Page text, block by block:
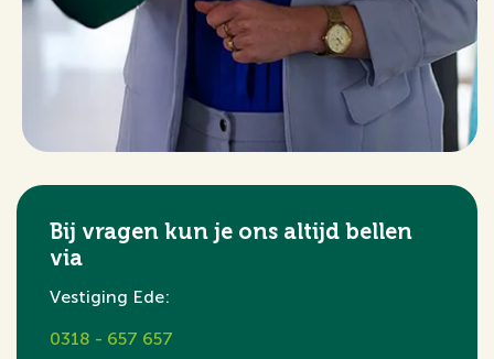
Bij vragen kun je ons altijd bellen
via
Vestiging Ede:
0318 - 657 657